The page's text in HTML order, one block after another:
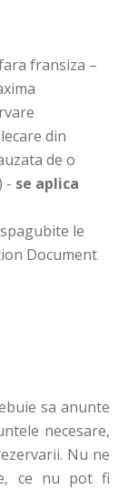
fransiza –
din
de o
- se aplica
le
Document
sa anunte
necesare,
Nu ne
ce nu pot fi